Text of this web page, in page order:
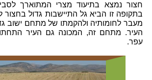
בתקופה זו הביא גל התיישבות גדול
מעבר לחומותיה ולהקמתו של מתחם ישוב
העיר. מתחם זה, המכונה גם העיר
עפר.